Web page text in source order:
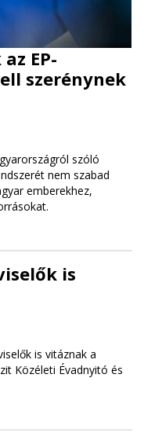
EP-
szerénynek
szóló
nem szabad
emberekhez,
is
is vitáznak a
Közéleti Évadnyitó és